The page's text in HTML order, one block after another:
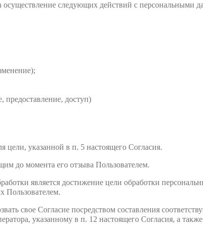
осуществление следующих действий с персональными
предоставление, доступ)
цели, указанной в п. 5 настоящего Согласия.
до момента его отзыва Пользователем.
является достижение цели обработки
Пользователем.
свое Согласие посредством составления
указанному в п. 12 настоящего Согласия, а